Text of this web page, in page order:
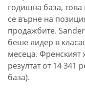
годишна база,
се върне на
продажбите.
беше лидер в
месеца. Френският
резултат от 14 341
база).